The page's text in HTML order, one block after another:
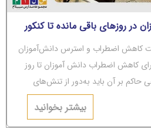
روزهای باقی مانده تا کنکور
توصیه‌های مفید به والدین جهت کاهش اضطراب و استرس دانش‌آموزان
باقی‌مانده تا کنکور برای کاهش اضطراب دانش آموزان تا روز
حاکم بر آن باید به‌دور از تنش‌های
بیشتر بخوانید